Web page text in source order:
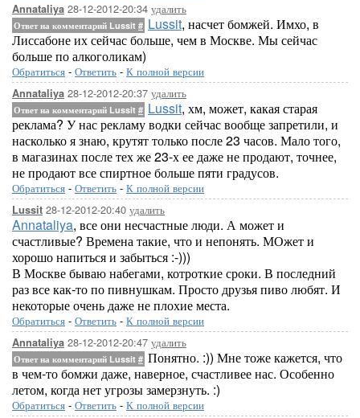
Annataliya 28-12-2012-20:34 удалить
Ответ на комментарий Lussit # Lussit, насчет бомжей. Имхо, в
Лиссабоне их сейчас больше, чем в Москве. Мы сейчас
больше по алкоголикам)
Обратиться - Ответить - К полной версии
Annataliya 28-12-2012-20:37 удалить
Ответ на комментарий Lussit # Lussit, хм, может, какая старая
реклама? У нас рекламу водки сейчас вообще запретили, и
насколько я знаю, крутят только после 23 часов. Мало того,
в магазинах после тех же 23-х ее даже не продают, точнее,
не продают все спиртное больше пяти градусов.
Обратиться - Ответить - К полной версии
Lussit 28-12-2012-20:40 удалить
Annataliya, все они несчастные люди. А может и
счастливые? Времена такие, что и непонять. МОжет и
хорошо напиться и забыться :-)))
В Москве бываю набегами, котроткие сроки. В последний
раз все как-то по пивнушкам. Просто друзья пиво любят. И
некоторые очень даже не плохие места.
Обратиться - Ответить - К полной версии
Annataliya 28-12-2012-20:47 удалить
Ответ на комментарий Lussit # Понятно. :)) Мне тоже кажется, что
в чем-то бомжи даже, наверное, счастливее нас. Особенно
летом, когда нет угрозы замерзнуть. :)
Обратиться - Ответить - К полной версии